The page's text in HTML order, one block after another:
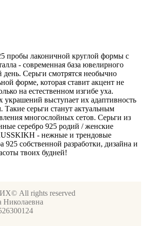
пробы лаконичной круглой формы с
- современная база ювелирного
день. Серьги смотрятся необычно
форме, которая ставит акцент не
на естественном изгибе уха.
выступает их адаптивность
серьги станут актуальным
многослойных сетов. Серьги из
серебро 925 родий / женские
- нежные и трендовые
925 собственной разработки, дизайна и
твоих будней!
All rights reserved